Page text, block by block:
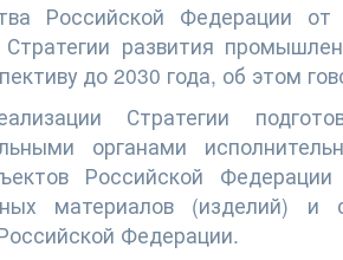
Российской
развития
до 2030 года, об этом
Стратегии
органами
Российской
материалов (изделий) и
Федерации.